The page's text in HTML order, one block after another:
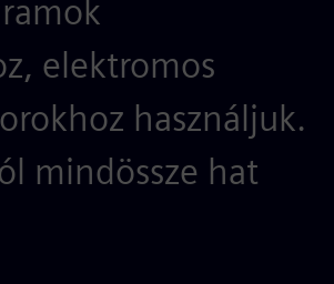
elektromos
használjuk.
mindössze hat